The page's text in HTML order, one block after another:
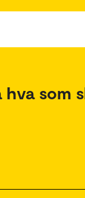
hva som